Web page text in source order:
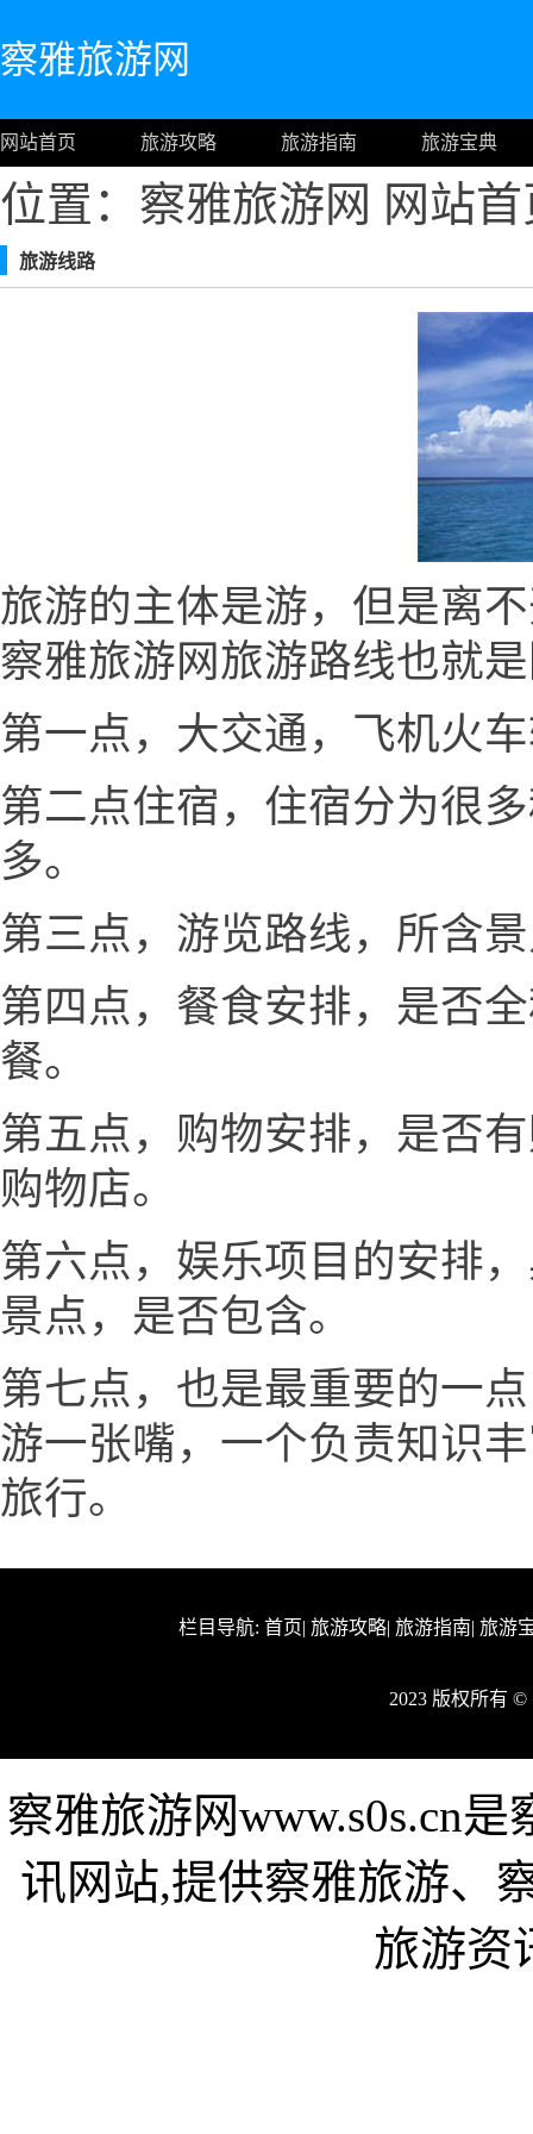
察雅旅游网
网站首页 旅游攻略 旅游指南 旅游宝典
位置：察雅旅游网 网站
旅游线路
旅游的主体是游，但是离
察雅旅游网旅游路线也就
第一点，大交通，飞机火
第二点住宿，住宿分为很
多。
第三点，游览路线，所含
第四点，餐食安排，是否
餐。
第五点，购物安排，是否
购物店。
第六点，娱乐项目的安排
景点，是否包含。
第七点，也是最重要的一
游一张嘴，一个负责知识
旅行。
栏目导航: 首页| 旅游攻略| 旅游指南| 旅游
2023 版权所有
察雅旅游网www.s0s.cn
讯网站,提供察雅旅游、
旅游资